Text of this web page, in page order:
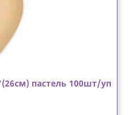
пастель 100шт/уп